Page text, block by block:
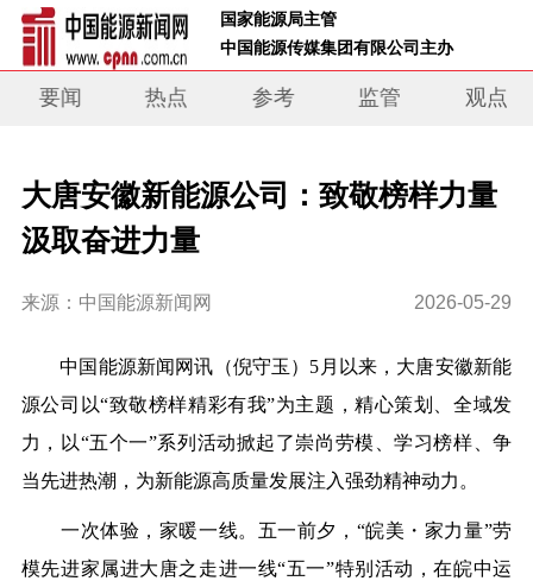
国家能源局主管
中国能源传媒集团有限公司主办
要闻 热点 参考 监管 观点
大唐安徽新能源公司：致敬榜样力量
汲取奋进力量
来源：中国能源新闻网 2026-05-29
中国能源新闻网讯 （倪守玉） 5月以来，大唐安徽新能
源公司以“致敬榜样精彩有我”为主题，精心策划、全域发
力，以“五个一”系列活动掀起了崇尚劳模、学习榜样、争
当先进热潮，为新能源高质量发展注入强劲精神动力。
一次体验，家暖一线。五一前夕，“皖美 ・家力量”劳
模先进家属进大唐之走进一线“五一”特别活动，在皖中运